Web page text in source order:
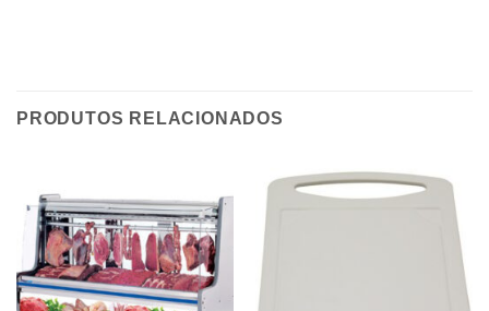
PRODUTOS RELACIONADOS